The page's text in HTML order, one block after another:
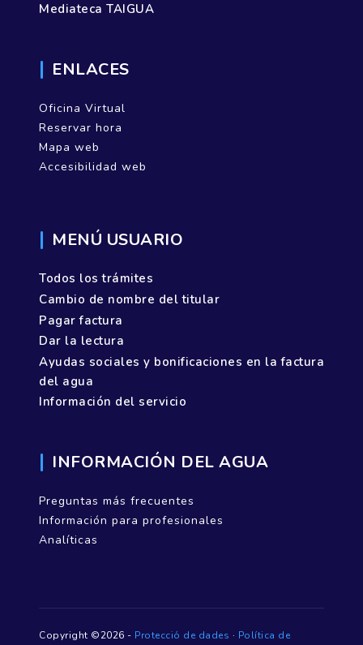
Mediateca TAIGUA
ENLACES
Oficina Virtual
Reservar hora
Mapa web
Accesibilidad web
MENÚ USUARIO
Todos los trámites
Cambio de nombre del titular
Pagar factura
Dar la lectura
Ayudas sociales y bonificaciones en la factura
del agua
Información del servicio
INFORMACIÓN DEL AGUA
Preguntas más frecuentes
Información para profesionales
Analíticas
Copyright ©2026 - Protecció de dades · Política de